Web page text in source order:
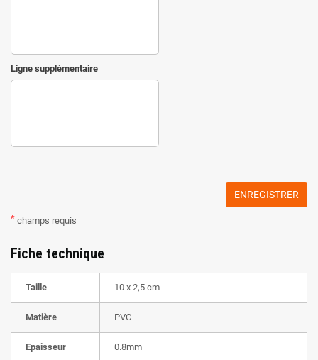
Ligne supplémentaire
ENREGISTRER
* champs requis
Fiche technique
Taille 10 x 2,5 cm
Matière PVC
Epaisseur 0.8mm